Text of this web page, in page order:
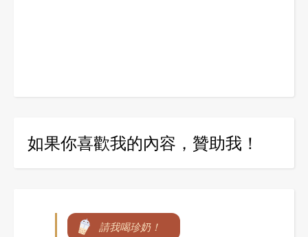
如果你喜歡我的內容，贊助我！
請我喝珍奶！